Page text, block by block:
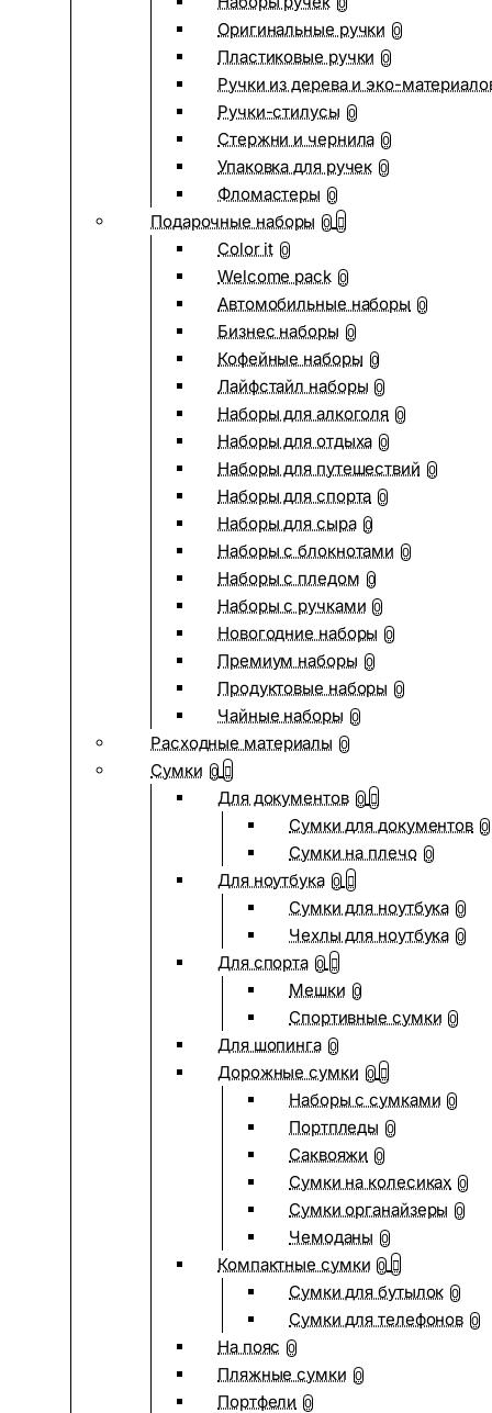
0
Оригинальные ручки 0
Пластиковые ручки 0
Ручки из дерева и эко-
Ручки-стилусы 0
Стержни и чернила 0
Упаковка для ручек 0
Фломастеры 0
Подарочные наборы 0
Color it 0
Welcome pack 0
Автомобильные наборы 0
Бизнес наборы 0
Кофейные наборы 0
Лайфстайл наборы 0
Наборы для алкоголя 0
Наборы для отдыха 0
Наборы для путешествий 0
Наборы для спорта 0
Наборы для сыра 0
Наборы с блокнотами 0
Наборы с пледом 0
Наборы с ручками 0
Новогодние наборы 0
Премиум наборы 0
Продуктовые наборы 0
Чайные наборы 0
Расходные материалы 0
Сумки 0
Для документов 0
Сумки для документов 0
Сумки на плечо 0
Для ноутбука 0
Сумки для ноутбука 0
Чехлы для ноутбука 0
Для спорта 0
Мешки 0
Спортивные сумки 0
Для шопинга 0
Дорожные сумки 0
Наборы с сумками 0
Портпледы 0
Саквояжи 0
Сумки на колесиках 0
Сумки органайзеры 0
Чемоданы 0
Компактные сумки 0
Сумки для бутылок 0
Сумки для телефонов 0
На пояс 0
Пляжные сумки 0
Портфели 0